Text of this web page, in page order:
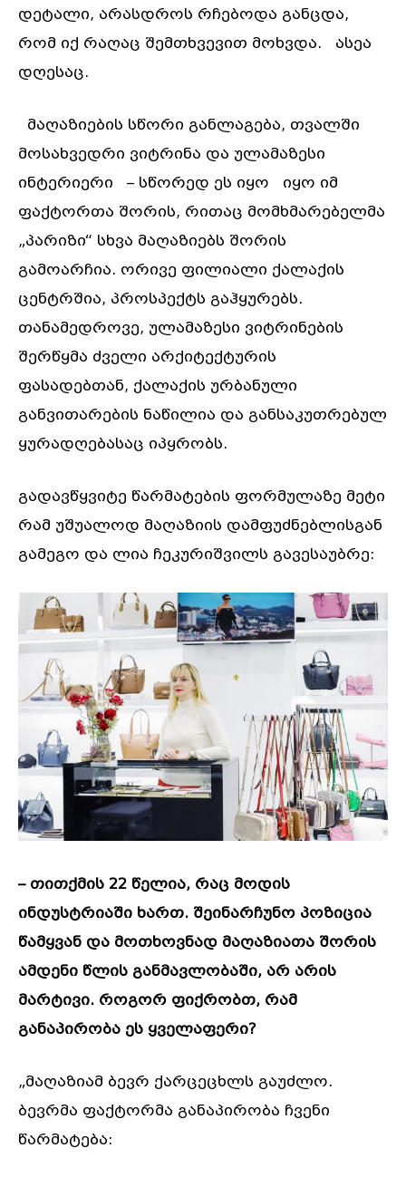
დეტალი, არასდროს რჩებოდა განცდა,
რომ იქ რაღაც შემთხვევით მოხვდა. ასეა
დღესაც.
მაღაზიების სწორი განლაგება, თვალში
მოსახვედრი ვიტრინა და ულამაზესი
ინტერიერი – სწორედ ეს იყო იყო იმ
ფაქტორთა შორის, რითაც მომხმარებელმა
„პარიზი“ სხვა მაღაზიებს შორის
გამოარჩია. ორივე ფილიალი ქალაქის
ცენტრშია, პროსპექტს გაჰყურებს.
თანამედროვე, ულამაზესი ვიტრინების
შერწყმა ძველი არქიტექტურის
ფასადებთან, ქალაქის ურბანული
განვითარების ნაწილია და განსაკუთრებულ
ყურადღებასაც იპყრობს.
გადავწყვიტე წარმატების ფორმულაზე მეტი
რამ უშუალოდ მაღაზიის დამფუძნებლისგან
გამეგო და ლია ჩეკურიშვილს გავესაუბრე:
– თითქმის 22 წელია, რაც მოდის
ინდუსტრიაში ხართ. შეინარჩუნო პოზიცია
წამყვან და მოთხოვნად მაღაზიათა შორის
ამდენი წლის განმავლობაში, არ არის
მარტივი. როგორ ფიქრობთ, რამ
განაპირობა ეს ყველაფერი?
„მაღაზიამ ბევრ ქარცეცხლს გაუძლო.
ბევრმა ფაქტორმა განაპირობა ჩვენი
წარმატება: